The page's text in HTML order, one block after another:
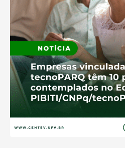
PIBITI/CNPq/tecnoPARQ
2025–
2026